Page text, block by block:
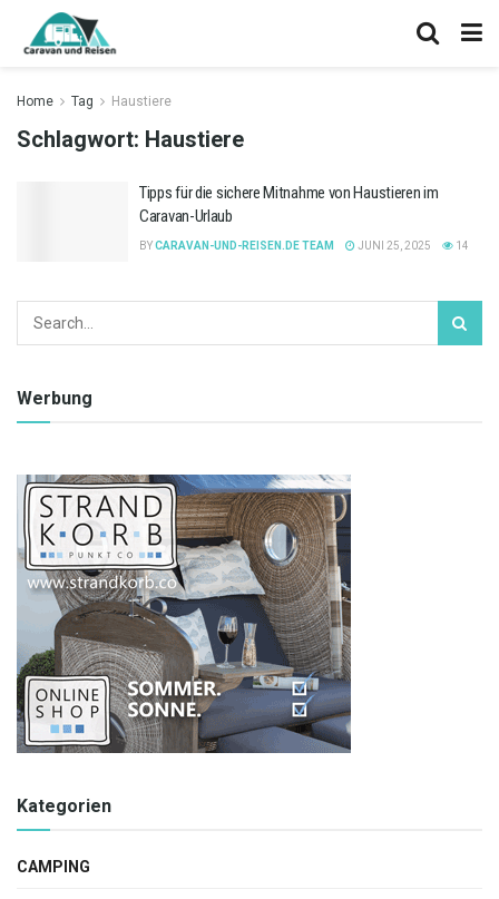
Home Tag Haustiere
Schlagwort: Haustiere
Tipps für die sichere Mitnahme von Haustieren im
Caravan-Urlaub
BYCARAVAN-UND-REISEN.DE TEAM JUNI 25, 2025 14
Werbung
Kategorien
CAMPING